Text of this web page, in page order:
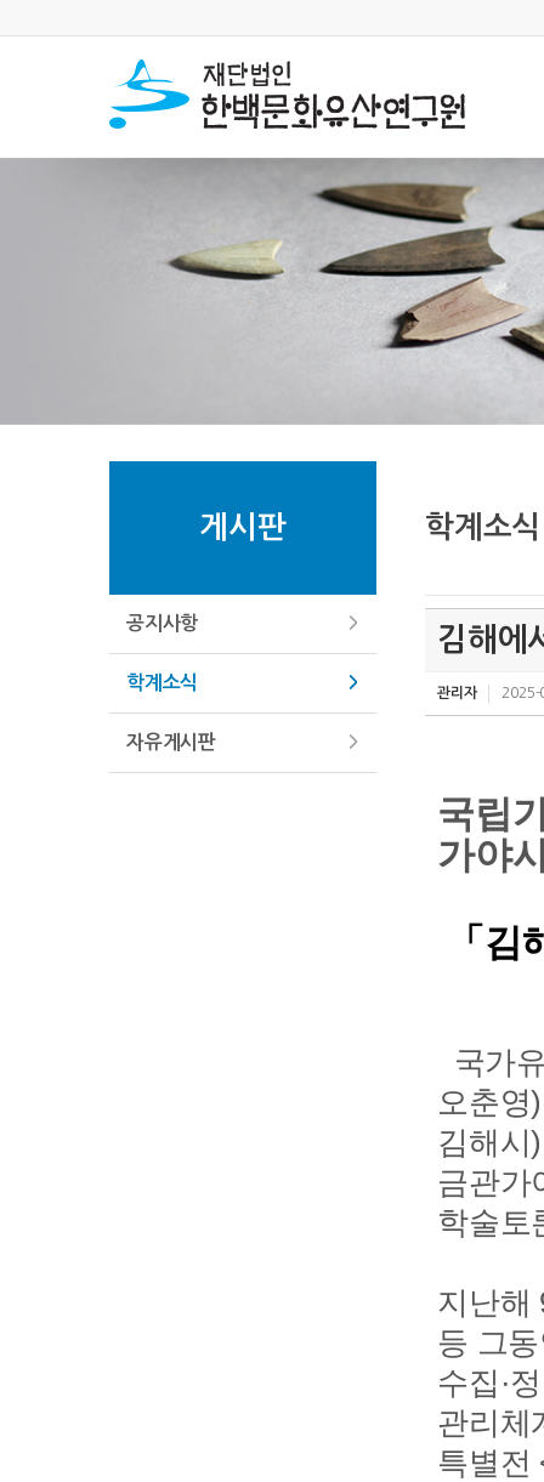
게시판
공지사항
학계소식
자유게시판
학계소식
김해에
관리자 2025-
국립
가야
「
국가
오춘영
김해시
금관가
학술토
지난해
등 그
수집·
관리체
특별전